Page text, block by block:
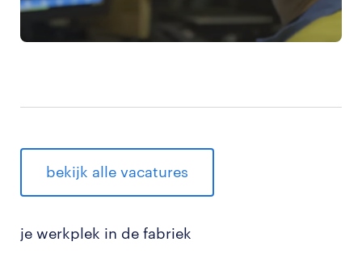
bekijk alle vacatures
je werkplek in de fabriek